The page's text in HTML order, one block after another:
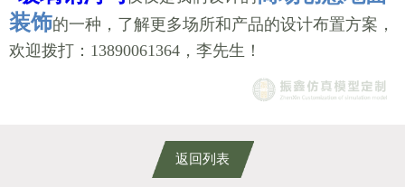
装饰的一种，了解更多场所和产品的设计布置方案，
欢迎拨打：13890061364，李先生！
返回列表